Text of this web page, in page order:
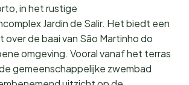
in het rustige
Jardin de Salir. Het biedt een
de baai van São Martinho do
omgeving. Vooral vanaf het terras
gemeenschappelijke zwembad